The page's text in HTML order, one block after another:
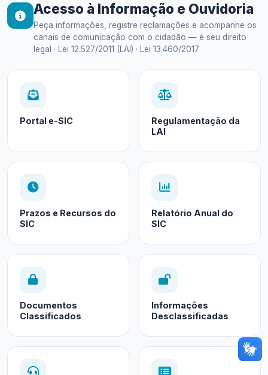
Acesso à Informação e Ouvidoria
Peça informações, registre reclamações e acompanhe os
canais de comunicação com o cidadão — é seu direito
legal · Lei 12.527/2011 (LAI) · Lei 13.460/2017
Portal e-SIC
Regulamentação da
LAI
Prazos e Recursos do
SIC
Relatório Anual do
SIC
Documentos
Classificados
Informações
Desclassificadas